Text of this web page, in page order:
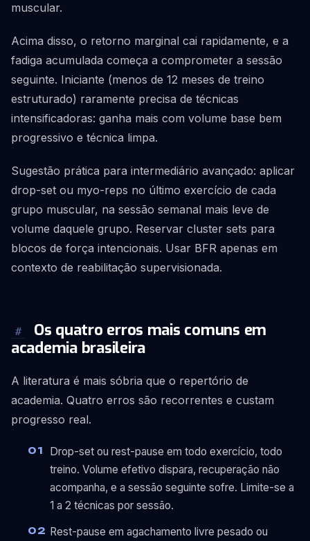
muscular.
Acima disso, o retorno marginal cai rapidamente, e a
fadiga acumulada começa a comprometer a sessão
seguinte. Iniciante (menos de 12 meses de treino
estruturado) raramente precisa de técnicas
intensificadoras: ganha mais com volume base bem
progressivo e técnica limpa.
Sugestão prática para intermediário avançado: aplicar
drop-set ou myo-reps no último exercício de cada
grupo muscular, na sessão semanal mais leve de
volume daquele grupo. Reservar cluster sets para
blocos de força intencionais. Usar BFR apenas em
contexto de reabilitação supervisionada.
#
Os quatro erros mais comuns em
academia brasileira
A literatura é mais sóbria que o repertório de
academia. Quatro erros são recorrentes e custam
progresso real.
Drop-set ou rest-pause em todo exercício, todo
treino. Volume efetivo dispara, recuperação não
acompanha, e a sessão seguinte sofre. Limite-se a
1 a 2 técnicas por sessão.
Rest-pause em agachamento livre pesado ou